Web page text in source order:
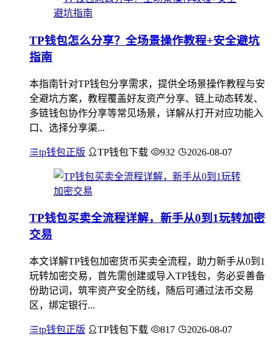
TP钱包怎么分享？全场景操作教程+安全避坑
指南
本指南针对TP钱包分享需求，提供全场景操作教程与安
全避坑方案，教程覆盖好友资产分享、链上动态转发、
多链钱包协作分享等常见场景，详解从打开对应功能入
口、选择分享渠...
tp钱包正版 TP钱包下载 932 2026-08-07
TP钱包买卖全流程详解，新手从0到1玩转加密
交易
本文详解TP钱包加密货币买卖全流程，助力新手从0到1
玩转加密交易，首先需创建或导入TP钱包，务必妥善备
份助记词，筑牢资产安全防线，随后可通过法币交易
区，绑定银行...
tp钱包正版 TP钱包下载 817 2026-08-07